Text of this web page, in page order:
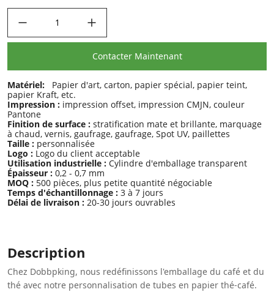
Contacter Maintenant
Matériel:
Papier d'art, carton, papier spécial, papier teint,
papier Kraft, etc.
Impression : impression offset, impression CMJN, couleur
Pantone
Finition de surface : stratification mate et brillante, marquage
à chaud, vernis, gaufrage, gaufrage, Spot UV, paillettes
Taille : personnalisée
Logo : Logo du client acceptable
Utilisation industrielle : Cylindre d'emballage transparent
Épaisseur : 0,2 - 0,7 mm
MOQ : 500 pièces, plus petite quantité négociable
Temps d'échantillonnage : 3 à 7 jours
Délai de livraison : 20-30 jours ouvrables
Description
Chez Dobbpking, nous redéfinissons l'emballage du café et du
thé avec notre personnalisation de tubes en papier thé-café.